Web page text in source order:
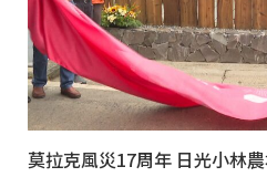
莫拉克風災17周年 日光小林